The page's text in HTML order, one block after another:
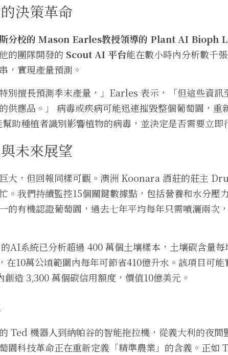
決策革命
分校的 Mason Earles教授領導的 Plant AI Bioph
的團隊開發的 Scout AI 平台能在數小時內分析數千
，實現產量預測。
特別擅長預測季末產量，」Earles 表示，「但這些資
供應品。」 病毒或疾病可能迅速摧毀整個葡萄園，重
助種植者識別影響植物的病毒，並決定是否需要立即
未來展望
大，但回報同樣可觀。澳洲 Koonara 酒莊的莊主
。我們持續監控15個關鍵數據點，包括營養和水分壓
的有機認證葡萄園，過去七年平均每年只需噴灑兩次
AI系統已分析超過 400 萬個土壤樣本，土壤碳含量
在10萬公頃範圍內每年可節省410億升水。該項目可
創造 3,300 萬個碳信用額度，價值10億美元。
Ted 機器人到納帕谷的智能拖拉機，從義大利的夜
園科技革命正在重新定義「精準農業」的含義。正